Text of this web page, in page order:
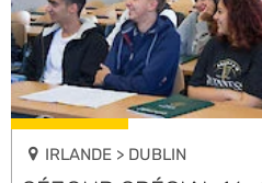
IRLANDE > DUBLIN